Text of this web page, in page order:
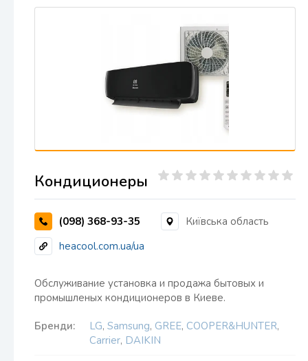
Кондиционеры
(098) 368-93-35
Київська область
heacool.com.ua/ua
Обслуживание установка и продажа бытовых и
промышленых кондиционеров в Киеве.
Бренди: LG, Samsung, GREE, COOPER&HUNTER,
Carrier, DAIKIN